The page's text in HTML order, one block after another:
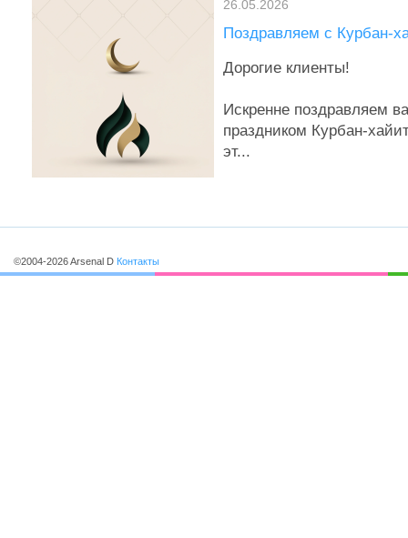
26.05.2026
Поздравляем с Курбан-
Дорогие клиенты!
Искренне поздравляем
праздником Курбан-
эт...
Бронирование
зарегистрированного
При выборе Услуги
зарегистрированного
подтверждает, что понимает
соглашается с тем, что
не является
©2004-2026 Arsenal D Контакты